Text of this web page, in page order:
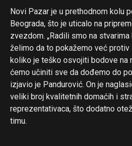
Novi Pazar je u prethodnom kolu
Beograda, što je uticalo na
zvezdom. „Radili smo na
želimo da to pokažemo već
koliko je teško osvojiti bodove na
ćemo učiniti sve da dođemo do
izjavio je Pandurović. On je
veliki broj kvalitetnih domaćih i
reprezentativaca, što dodatno
timu.